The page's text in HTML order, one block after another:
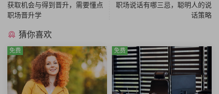
获取机会与得到晋升，需要懂点
职场晋升学
职场说话有哪三忌，聪明人的说
话策略
猜你喜欢
免费 免费